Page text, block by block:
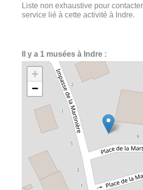
Liste non exhaustive pour
service lié à cette activité à Indre.
Il y a 1 musées à Indre :
+
−